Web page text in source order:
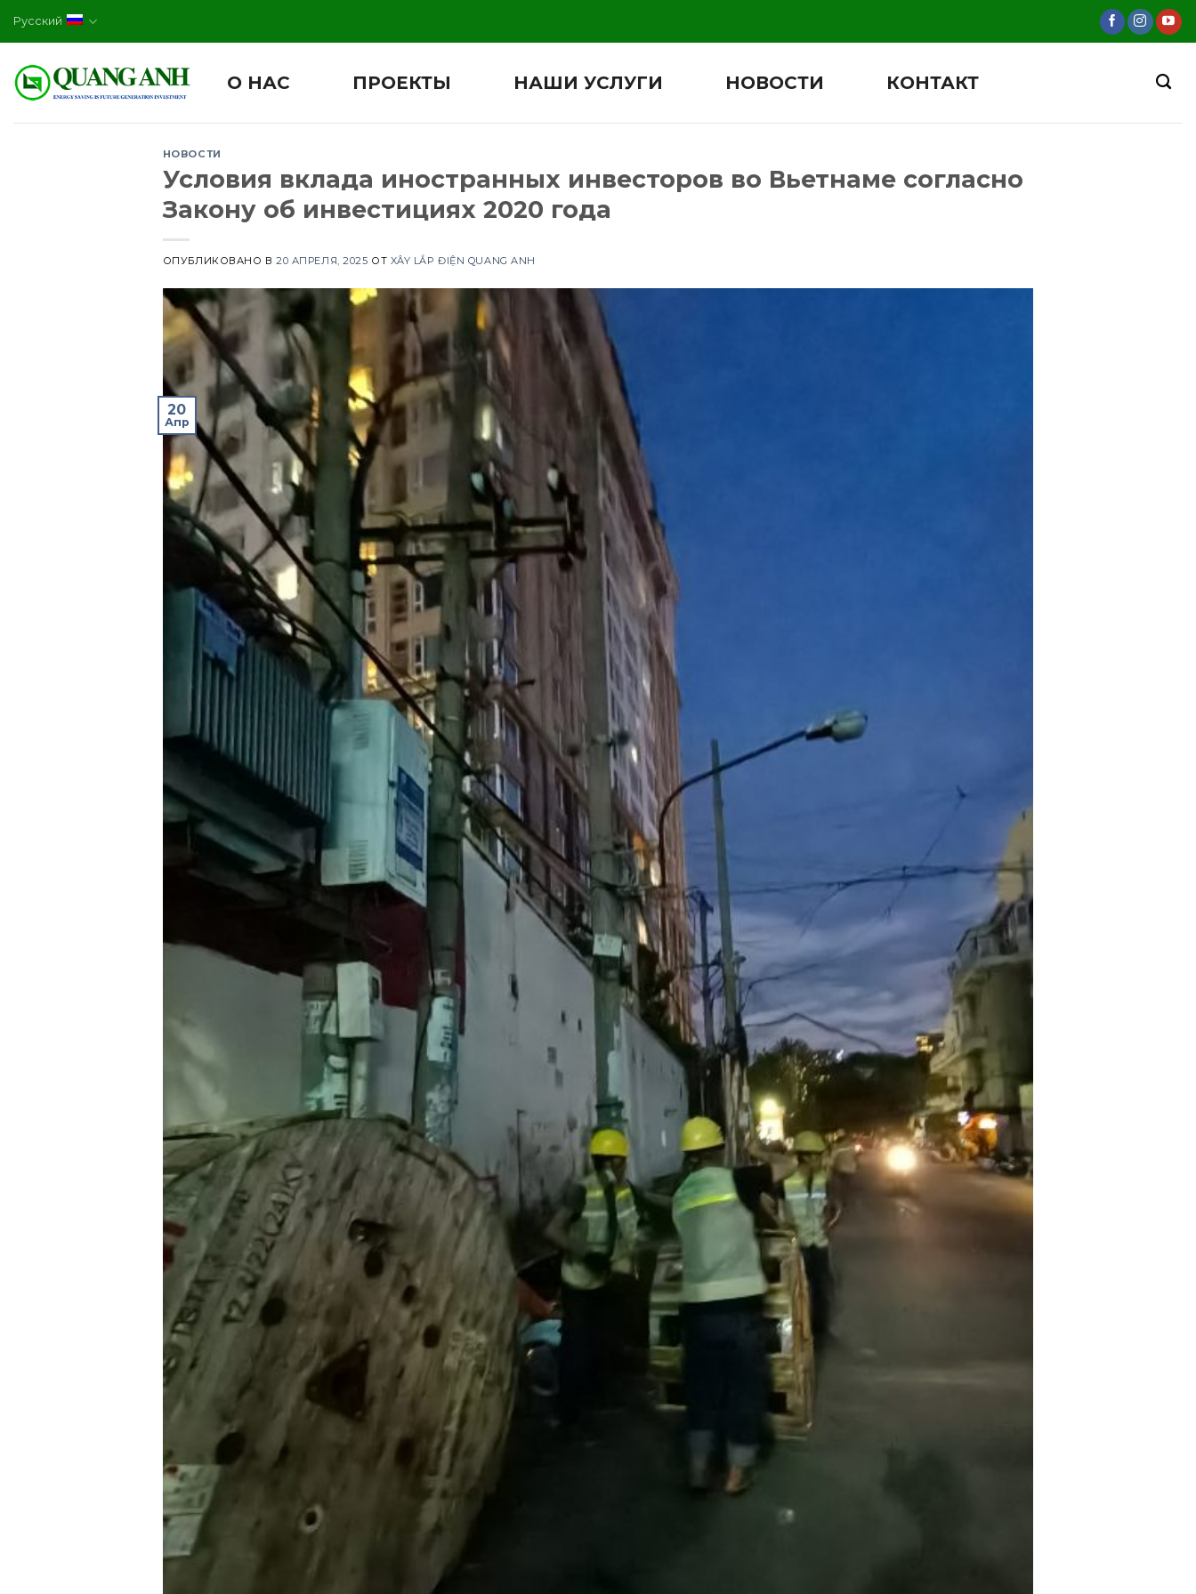
Русский
О НАС ПРОЕКТЫ НАШИ УСЛУГИ НОВОСТИ КОНТАКТ
НОВОСТИ
Условия вклада иностранных инвесторов во Вьетнаме согласно
Закону об инвестициях 2020 года
ОПУБЛИКОВАНО В20 АПРЕЛЯ, 2025 ОТ XÂY LẮP ĐIỆN QUANG ANH
20
Апр